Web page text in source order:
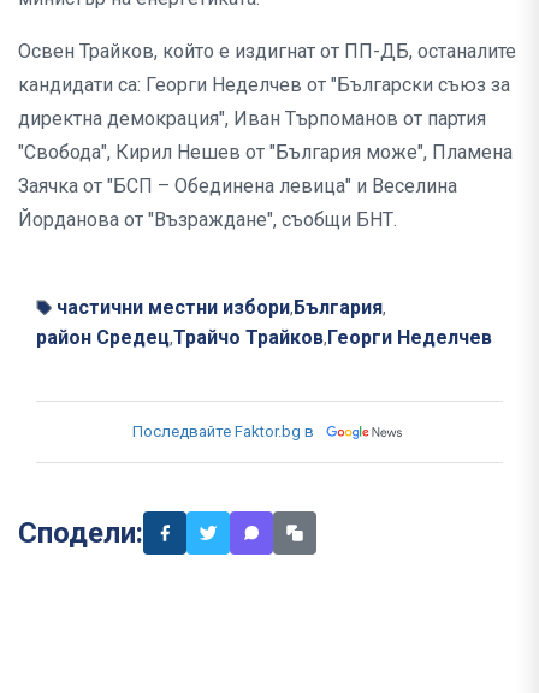
Освен Трайков, който е издигнат от ПП-ДБ, останалите
кандидати са: Георги Неделчев от "Български съюз за
директна демокрация", Иван Търпоманов от партия
"Свобода", Кирил Нешев от "България може", Пламена
Заячка от "БСП – Обединена левица" и Веселина
Йорданова от "Възраждане", съобщи БНТ.
частични местни избори, България,
район Средец,Трайчо Трайков, Георги Неделчев
Последвайте Faktor.bg в
Сподели: